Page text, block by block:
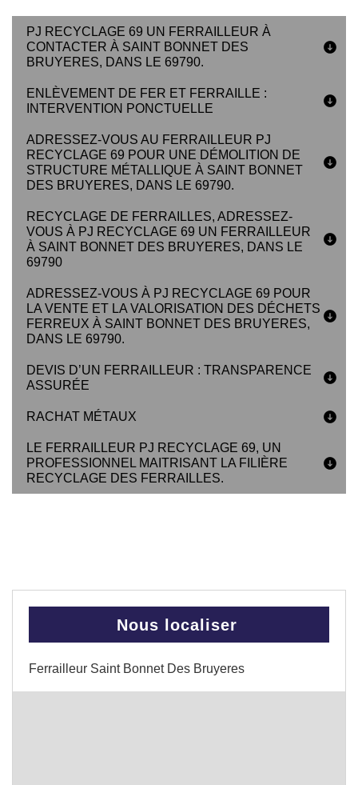
PJ RECYCLAGE 69 UN FERRAILLEUR À
CONTACTER À SAINT BONNET DES
BRUYERES, DANS LE 69790.
ENLÈVEMENT DE FER ET FERRAILLE :
INTERVENTION PONCTUELLE
ADRESSEZ-VOUS AU FERRAILLEUR PJ
RECYCLAGE 69 POUR UNE DÉMOLITION DE
STRUCTURE MÉTALLIQUE À SAINT BONNET
DES BRUYERES, DANS LE 69790.
RECYCLAGE DE FERRAILLES, ADRESSEZ-
VOUS À PJ RECYCLAGE 69 UN FERRAILLEUR
À SAINT BONNET DES BRUYERES, DANS LE
69790
ADRESSEZ-VOUS À PJ RECYCLAGE 69 POUR
LA VENTE ET LA VALORISATION DES DÉCHETS
FERREUX À SAINT BONNET DES BRUYERES,
DANS LE 69790.
DEVIS D’UN FERRAILLEUR : TRANSPARENCE
ASSURÉE
RACHAT MÉTAUX
LE FERRAILLEUR PJ RECYCLAGE 69, UN
PROFESSIONNEL MAITRISANT LA FILIÈRE
RECYCLAGE DES FERRAILLES.
Nous localiser
Ferrailleur Saint Bonnet Des Bruyeres